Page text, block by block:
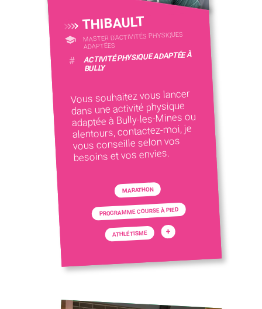
THIBAULT
MASTER D'ACTIVITÉS PHYSIQUES
ADAPTÉES
# ACTIVITÉ PHYSIQUE ADAPTÉE À
BULLY
Vous souhaitez vous lancer
dans une activité physique
adaptée à Bully-les-Mines ou
alentours, contactez-moi, je
vous conseille selon vos
besoins et vos envies.
MARATHON
PROGRAMME COURSE À PIED
ATHLÉTISME +